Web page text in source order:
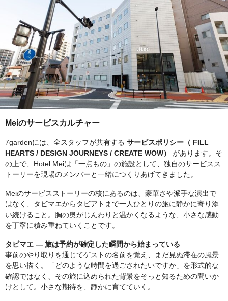
Meiのサービスカルチャー
7gardenには、全スタッフが共有する サービスポリシー（ FILL
HEARTS / DESIGN JOURNEYS / CREATE WOW）
があります。そ
の上で、Hotel Meiは「一点もの」の施設として、独自のサービスス
トーリーを現場のメンバーと一緒につくりあげてきました。
Meiのサービスストーリーの核にあるのは、豪華さや派手な演出で
はなく、タビマエからタビアトまで一人ひとりの旅に静かに寄り添
い続けること。胸の奥がじんわりと温かくなるような、小さな感動
を丁寧に積み重ねていくことです。
タビマエ — 旅は予約が確定した瞬間から始まっている
事前のやり取りを通じてゲストの名前を覚え、まだ見ぬ滞在の風景
を思い描く。「どのような時間を過ごされたいですか」を形式的な
確認ではなく、その旅に込められた背景をそっと知るための問いか
けとして。小さな期待を、静かに育てていく。